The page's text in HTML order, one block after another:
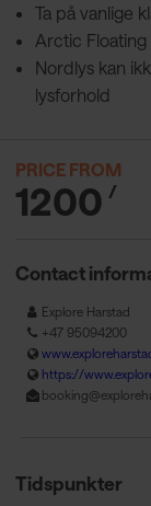
Ta på vanlige
Arctic
Nordlys kan
lysforhold
PRICE FROM
1200 /
Contact
Explore Harstad
+47 95094200
https://
Tidspunkter